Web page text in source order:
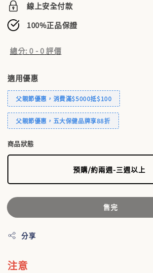
線上安全付款
100%正品保證
總分:0 -0評價
適用優惠
父親節優惠，消費滿$5000抵$100
父親節優惠，五大保健品牌享88折
商品狀態
預購/約兩週-三週以上
售完
分享
注意